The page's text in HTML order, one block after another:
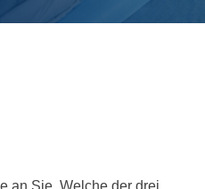
down
an Sie. Welche der drei